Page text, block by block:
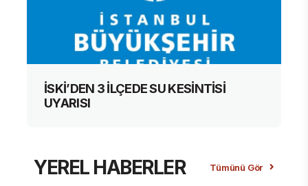
İSKİ’DEN 3 İLÇEDE SU KESİNTİSİ
UYARISI
YEREL HABERLER Tümünü Gör